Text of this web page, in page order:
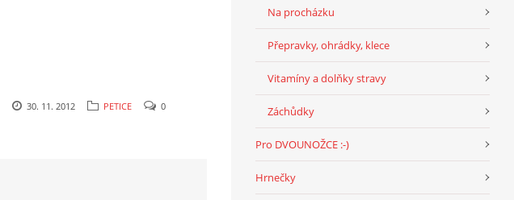
30. 11. 2012 PETICE 0
Na procházku
Přepravky, ohrádky, klece
Vitamíny a dolňky stravy
Záchůdky
Pro DVOUNOŽCE :-)
Hrnečky